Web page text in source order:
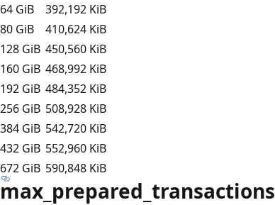
64 GiB
392,192 KiB
80 GiB
410,624 KiB
128 GiB 450,560 KiB
160 GiB 468,992 KiB
192 GiB 484,352 KiB
256 GiB 508,928 KiB
384 GiB 542,720 KiB
432 GiB 552,960 KiB
672 GiB 590,848 KiB
max_prepared_transactions